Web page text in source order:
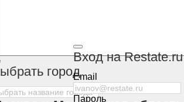
город
Вход на Restate.ru
Email
Пароль